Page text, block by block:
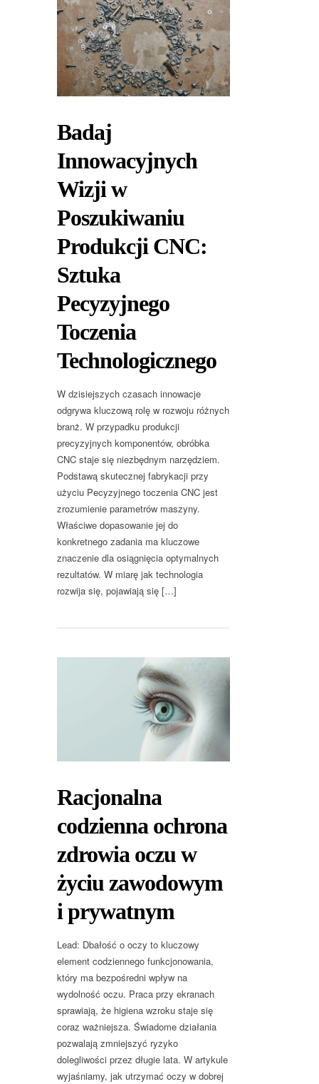
Badaj
Innowacyjnych
Wizji w
Poszukiwaniu
Produkcji CNC:
Sztuka
Pecyzyjnego
Toczenia
Technologicznego
W dzisiejszych czasach innowacje
odgrywa kluczową rolę w rozwoju różnych
branż. W przypadku produkcji
precyzyjnych komponentów, obróbka
CNC staje się niezbędnym narzędziem.
Podstawą skutecznej fabrykacji przy
użyciu Pecyzyjnego toczenia CNC jest
zrozumienie parametrów maszyny.
Właściwe dopasowanie jej do
konkretnego zadania ma kluczowe
znaczenie dla osiągnięcia optymalnych
rezultatów. W miarę jak technologia
rozwija się, pojawiają się […]
Racjonalna
codzienna ochrona
zdrowia oczu w
życiu zawodowym
i prywatnym
Lead: Dbałość o oczy to kluczowy
element codziennego funkcjonowania,
który ma bezpośredni wpływ na
wydolność oczu. Praca przy ekranach
sprawiają, że higiena wzroku staje się
coraz ważniejsza. Świadome działania
pozwalają zmniejszyć ryzyko
dolegliwości przez długie lata. W artykule
wyjaśniamy, jak utrzymać oczy w dobrej